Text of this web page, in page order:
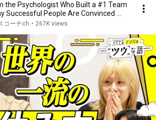
the Psychologist Who Built a #1 Team
Successful People Are Convinced ...
コーチch • 267K views